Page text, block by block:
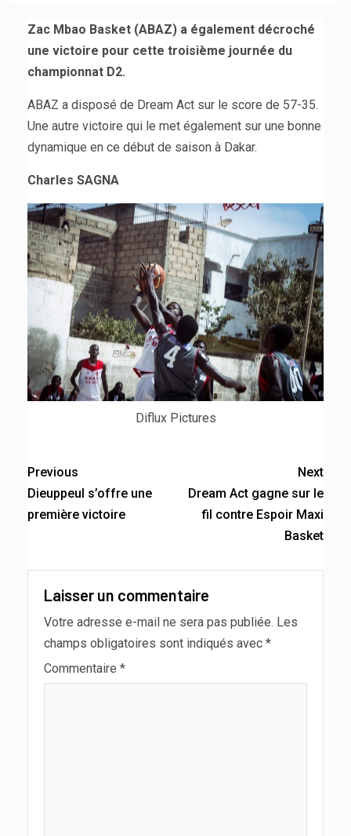
Zac Mbao Basket (ABAZ) a également décroché
une victoire pour cette troisième journée du
championnat D2.
ABAZ a disposé de Dream Act sur le score de 57-35.
Une autre victoire qui le met également sur une bonne
dynamique en ce début de saison à Dakar.
Charles SAGNA
Diflux Pictures
Previous
Dieuppeul s’offre une
première victoire
Next
Dream Act gagne sur le
fil contre Espoir Maxi
Basket
Laisser un commentaire
Votre adresse e-mail ne sera pas publiée. Les
champs obligatoires sont indiqués avec *
Commentaire *